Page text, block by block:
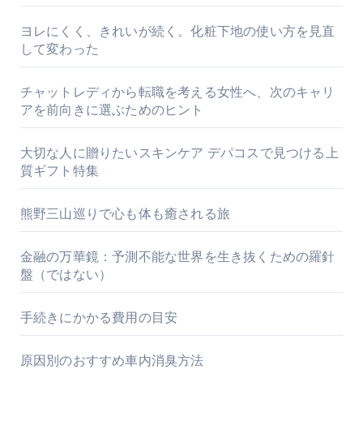
ヨレにくく、きれいが続く。化粧下地の使い方を見直
して変わった
チャットレディから転職を考える女性へ、次のキャリ
アを前向きに選ぶためのヒント
大切な人に贈りたいスキンケア デパコスで見つける上
質ギフト特集
熊野三山巡りで心も体も癒される旅
金融の万華鏡：予測不能な世界を生き抜くための羅針
盤（ではない）
手続きにかかる費用の目安
原因別のおすすめ車内消臭方法